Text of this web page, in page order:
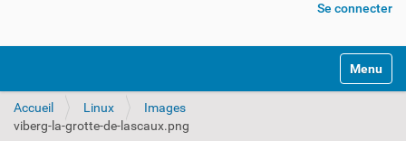
Se connecter
Activer/
Accueil Linux
Images
viberg-la-grotte-de-lascaux.png